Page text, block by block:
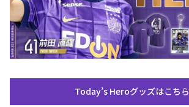
Today’s Heroグッズはこちら